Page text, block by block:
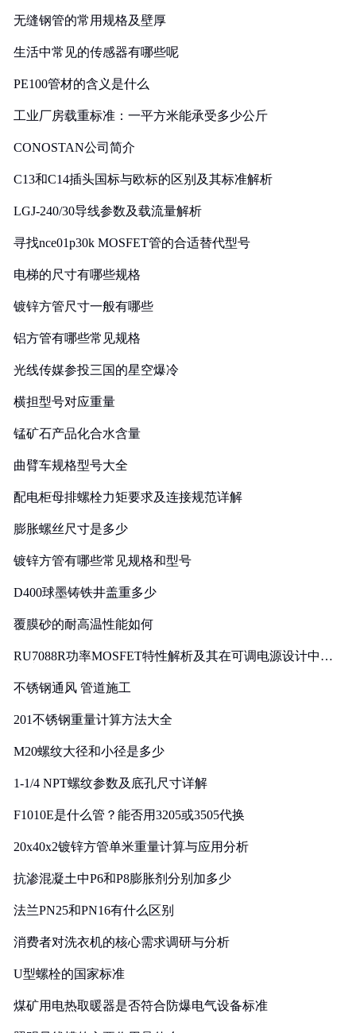
无缝钢管的常用规格及壁厚
生活中常见的传感器有哪些呢
PE100管材的含义是什么
工业厂房载重标准：一平方米能承受多少公斤
CONOSTAN公司简介
C13和C14插头国标与欧标的区别及其标准解析
LGJ-240/30导线参数及载流量解析
寻找nce01p30k MOSFET管的合适替代型号
电梯的尺寸有哪些规格
镀锌方管尺寸一般有哪些
铝方管有哪些常见规格
光线传媒参投三国的星空爆冷
横担型号对应重量
锰矿石产品化合水含量
曲臂车规格型号大全
配电柜母排螺栓力矩要求及连接规范详解
膨胀螺丝尺寸是多少
镀锌方管有哪些常见规格和型号
D400球墨铸铁井盖重多少
覆膜砂的耐高温性能如何
RU7088R功率MOSFET特性解析及其在可调电源设计中的
不锈钢通风 管道施工
201不锈钢重量计算方法大全
M20螺纹大径和小径是多少
1-1/4 NPT螺纹参数及底孔尺寸详解
F1010E是什么管？能否用3205或3505代换
20x40x2镀锌方管单米重量计算与应用分析
抗渗混凝土中P6和P8膨胀剂分别加多少
法兰PN25和PN16有什么区别
消费者对洗衣机的核心需求调研与分析
U型螺栓的国家标准
煤矿用电热取暖器是否符合防爆电气设备标准